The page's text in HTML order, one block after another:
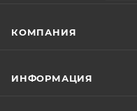
КОМПАНИЯ
ИНФОРМАЦИЯ